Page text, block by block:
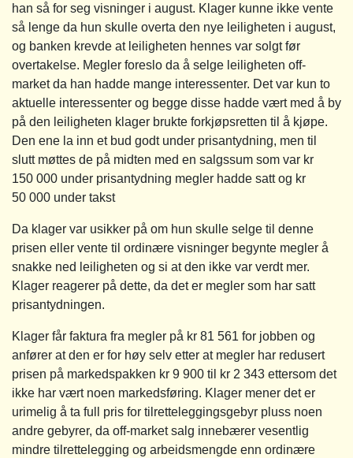
han så for seg visninger i august. Klager kunne ikke vente
så lenge da hun skulle overta den nye leiligheten i august,
og banken krevde at leiligheten hennes var solgt før
overtakelse. Megler foreslo da å selge leiligheten off-
market da han hadde mange interessenter. Det var kun to
aktuelle interessenter og begge disse hadde vært med å by
på den leiligheten klager brukte forkjøpsretten til å kjøpe.
Den ene la inn et bud godt under prisantydning, men til
slutt møttes de på midten med en salgssum som var kr
150 000 under prisantydning megler hadde satt og kr
50 000 under takst
Da klager var usikker på om hun skulle selge til denne
prisen eller vente til ordinære visninger begynte megler å
snakke ned leiligheten og si at den ikke var verdt mer.
Klager reagerer på dette, da det er megler som har satt
prisantydningen.
Klager får faktura fra megler på kr 81 561 for jobben og
anfører at den er for høy selv etter at megler har redusert
prisen på markedspakken kr 9 900 til kr 2 343 ettersom det
ikke har vært noen markedsføring. Klager mener det er
urimelig å ta full pris for tilretteleggingsgebyr pluss noen
andre gebyrer, da off-market salg innebærer vesentlig
mindre tilrettelegging og arbeidsmengde enn ordinære